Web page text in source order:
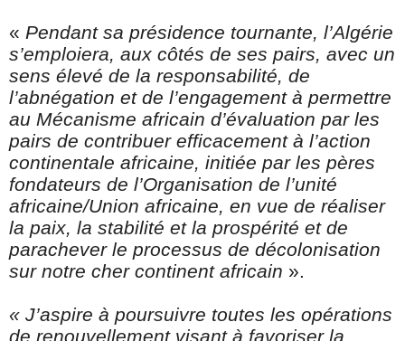
« Pendant sa présidence tournante, l’Algérie
s’emploiera, aux côtés de ses pairs, avec un
sens élevé de la responsabilité, de
l’abnégation et de l’engagement à permettre
au Mécanisme africain d’évaluation par les
pairs de contribuer efficacement à l’action
continentale africaine, initiée par les pères
fondateurs de l’Organisation de l’unité
africaine/Union africaine, en vue de réaliser
la paix, la stabilité et la prospérité et de
parachever le processus de décolonisation
sur notre cher continent africain ».
« J’aspire à poursuivre toutes les opérations
de renouvellement visant à favoriser la